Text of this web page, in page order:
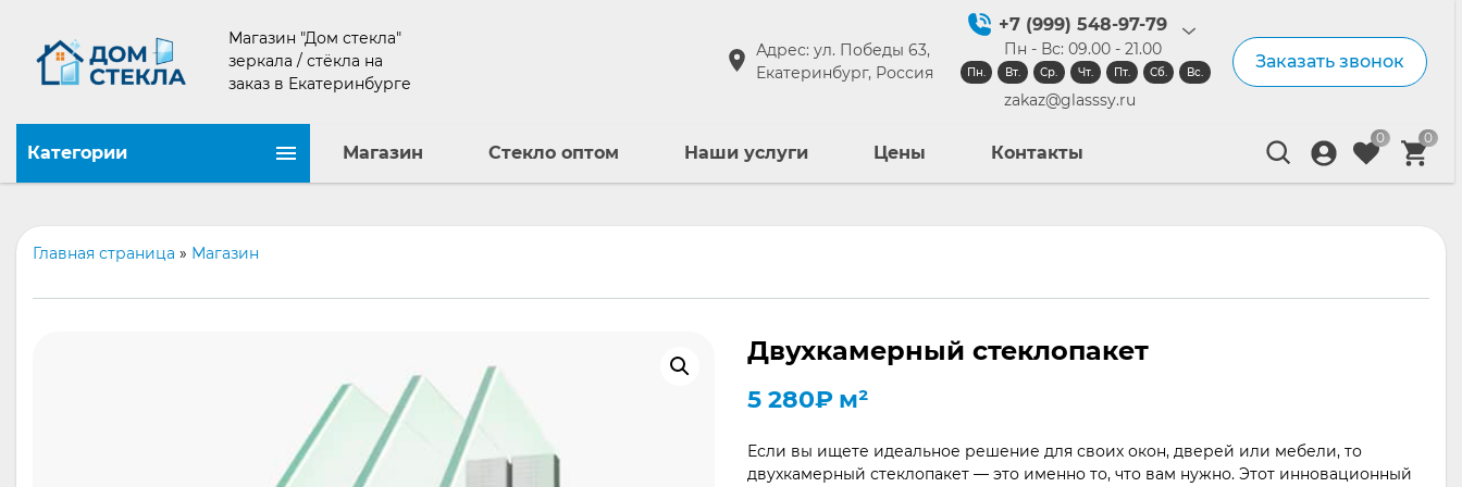
Магазин "Дом стекла"
зеркала / стёкла на
заказ в Екатеринбурге
Адрес: ул. Победы 63,
Екатеринбург, Россия
+7 (999) 548-97-79
Пн - Вс: 09.00 - 21.00
Пн. Вт. Ср. Чт. Пт. Сб. Вс.
zakaz@glasssy.ru
Заказать звонок
Категории Магазин Стекло оптом Наши услуги Цены Контакты
0 0
Главная страница » Магазин
Двухкамерный стеклопакет
5 280₽ м²
Если вы ищете идеальное решение для своих окон, дверей или мебели, то
двухкамерный стеклопакет — это именно то, что вам нужно. Этот инновационный